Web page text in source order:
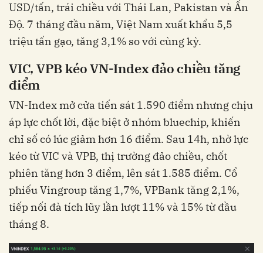
USD/tấn, trái chiều với Thái Lan, Pakistan và Ấn
Độ. 7 tháng đầu năm, Việt Nam xuất khẩu 5,5
triệu tấn gạo, tăng 3,1% so với cùng kỳ.
VIC, VPB kéo VN-Index đảo chiều tăng
điểm
VN-Index mở cửa tiến sát 1.590 điểm nhưng chịu
áp lực chốt lời, đặc biệt ở nhóm bluechip, khiến
chỉ số có lúc giảm hơn 16 điểm. Sau 14h, nhờ lực
kéo từ VIC và VPB, thị trường đảo chiều, chốt
phiên tăng hơn 3 điểm, lên sát 1.585 điểm. Cổ
phiếu Vingroup tăng 1,7%, VPBank tăng 2,1%,
tiếp nối đà tích lũy lần lượt 11% và 15% từ đầu
tháng 8.